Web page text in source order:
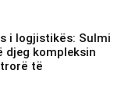
i logjistikës: Sulmi
djeg kompleksin
të